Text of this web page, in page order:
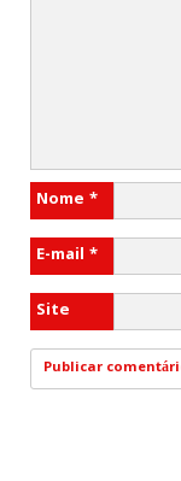
Nome *
E-mail *
Site